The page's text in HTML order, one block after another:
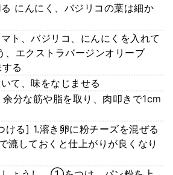
にんにく、バジリコの葉は細か
ト、バジリコ、にんにくを入れて
、エクストラバージンオリーブ
る
て、味をなじませる
余分な筋や脂を取り、肉叩きで1cm
ける] 1.溶き卵に粉チーズを混ぜる
漉しておくと仕上がりが良くなり